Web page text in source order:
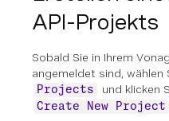
API-Projekts
Sobald Sie in Ihrem
angemeldet sind, wählen
Projects und klicken
Create New Project